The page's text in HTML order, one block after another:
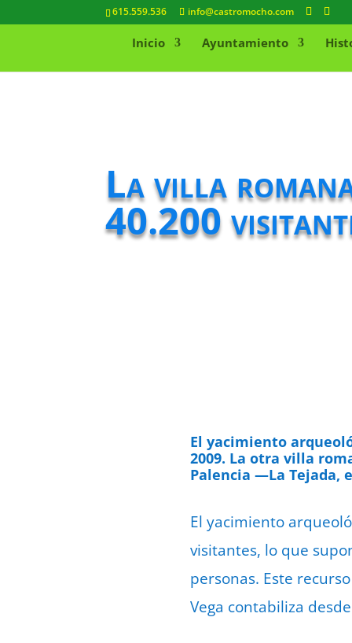
615.559.536 info@castromocho.com
Inicio Ayuntamiento
La villa
40.200
El yacimiento
2009. La otra villa
Palencia —La Tejada,
El yacimiento
visitantes, lo que
personas. Este
Vega contabiliza